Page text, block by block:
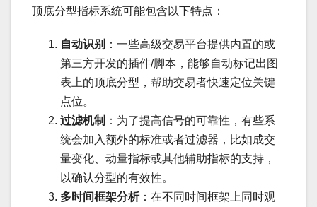
顶底分型指标系统可能包含以下特点：
自动识别 ：一些高级交易平台提供内置的或
第三方开发的插件/脚本，能够自动标记出图
表上的顶底分型，帮助交易者快速定位关键
点位。
过滤机制 ：为了提高信号的可靠性，有些系
统会加入额外的标准或者过滤器，比如成交
量变化、动量指标或其他辅助指标的支持，
以确认分型的有效性。
多时间框架分析：在不同时间框架上同时观